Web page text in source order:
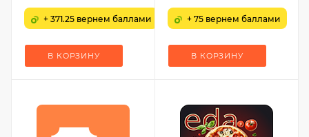
+ 371.25 вернем баллами
В КОРЗИНУ
+ 75 вернем баллами
В КОРЗИНУ